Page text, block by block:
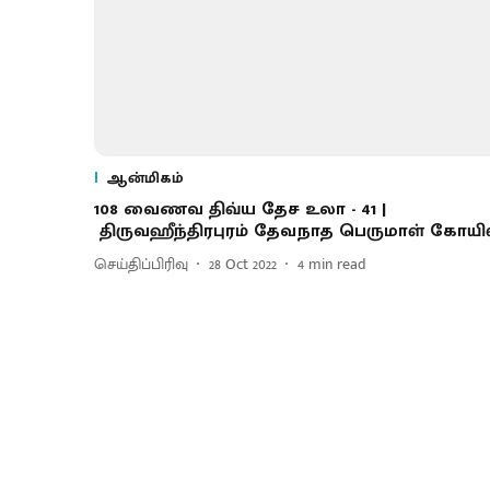
ஆன்மிகம்
108 வைணவ திவ்ய தேச உலா - 41 |
திருவஹீந்திரபுரம் தேவநாத பெருமாள்
செய்திப்பிரிவு 28 Oct 2022 4 min read